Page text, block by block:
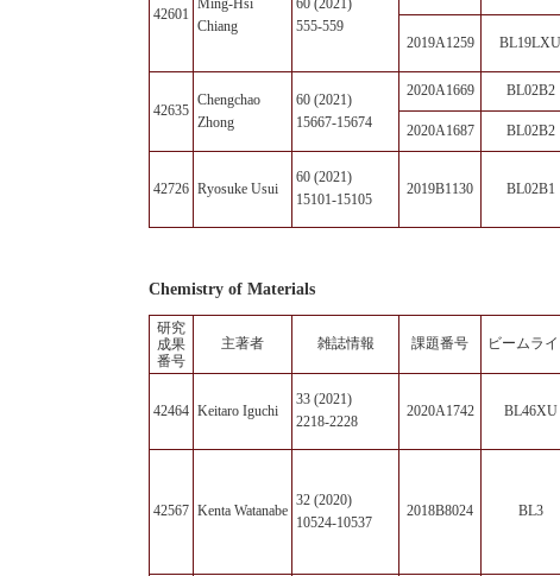
42601
Ming-Hsi
Chiang
60 (2021)
555-559
2019A1259 BL19LXU
42635
Chengchao
Zhong
60 (2021)
15667-15674
2020A1669 BL02B2
2020A1687 BL02B2
42726 Ryosuke Usui
60 (2021)
15101-15105
2019B1130 BL02B1
Chemistry of Materials
研究
成果
番号
主著者 雑誌情報 課題番号 ビームラ
42464 Keitaro Iguchi
33 (2021)
2218-2228
2020A1742 BL46XU
42567 Kenta Watanabe
32 (2020)
10524-10537
2018B8024 BL3